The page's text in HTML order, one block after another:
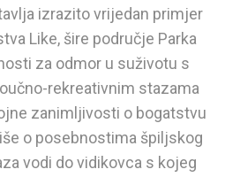
izrazito vrijedan primjer
Like, šire područje Parka
za odmor u suživotu s
rekreativnim stazama
zanimljivosti o bogatstvu
o posebnostima špiljskog
vodi do vidikovca s kojeg